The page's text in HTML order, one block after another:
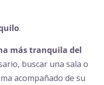
.
más tranquila del
buscar una sala o
acompañado de su